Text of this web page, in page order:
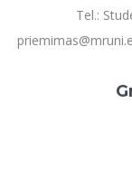
Tel.: